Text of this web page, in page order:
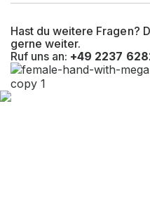
Befestigungsart
Hast du weitere Fragen?
gerne weiter.
Ruf uns an: +49 2237